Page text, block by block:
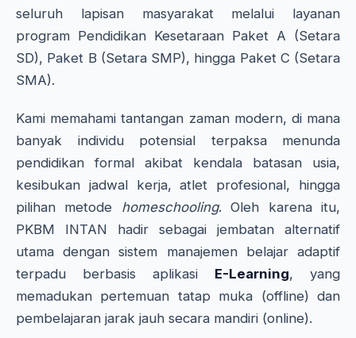
seluruh lapisan masyarakat melalui layanan
program Pendidikan Kesetaraan Paket A (Setara
SD), Paket B (Setara SMP), hingga Paket C (Setara
SMA).
Kami memahami tantangan zaman modern, di mana
banyak individu potensial terpaksa menunda
pendidikan formal akibat kendala batasan usia,
kesibukan jadwal kerja, atlet profesional, hingga
pilihan metode homeschooling. Oleh karena itu,
PKBM INTAN hadir sebagai jembatan alternatif
utama dengan sistem manajemen belajar adaptif
terpadu berbasis aplikasi E-Learning, yang
memadukan pertemuan tatap muka (offline) dan
pembelajaran jarak jauh secara mandiri (online).